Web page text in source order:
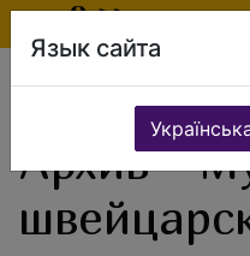
Ювелирные изделия Часы
Архив -
Язык сайта